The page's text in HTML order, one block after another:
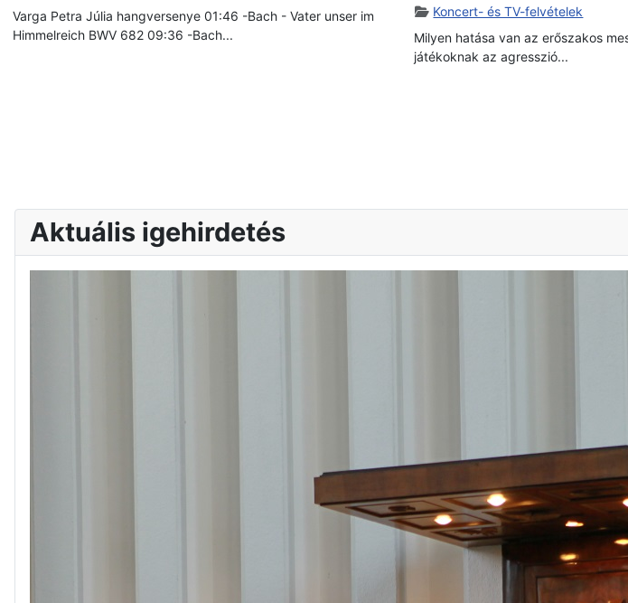
Varga Petra Júlia hangversenye 01:46 -Bach - Vater unser im
Himmelreich BWV 682 09:36 -Bach...
Koncert- és TV-felvételek
Milyen hatása van az erőszakos
játékoknak az agresszió...
Aktuális igehirdetés